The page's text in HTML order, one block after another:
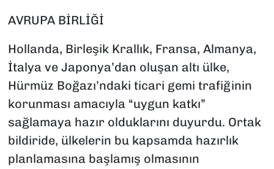
AVRUPA BİRLİĞİ
Hollanda, Birleşik Krallık, Fransa, Almanya,
İtalya ve Japonya’dan oluşan altı ülke,
Hürmüz Boğazı’ndaki ticari gemi trafiğinin
korunması amacıyla “uygun katkı”
sağlamaya hazır olduklarını duyurdu. Ortak
bildiride, ülkelerin bu kapsamda hazırlık
planlamasına başlamış olmasının